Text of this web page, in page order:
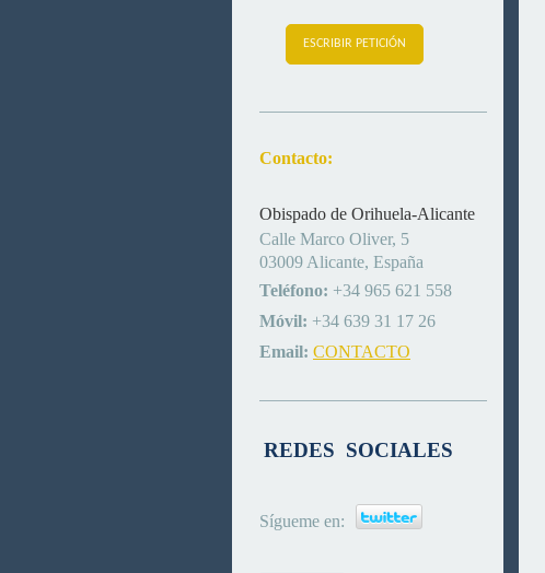
ESCRIBIR PETICIÓN
Contacto:
Obispado de Orihuela-Alicante
Calle Marco Oliver, 5
03009 Alicante, España
Teléfono: +34 965 621 558
Móvil: +34 639 31 17 26
Email: CONTACTO
REDES SOCIALES
Sígueme en: